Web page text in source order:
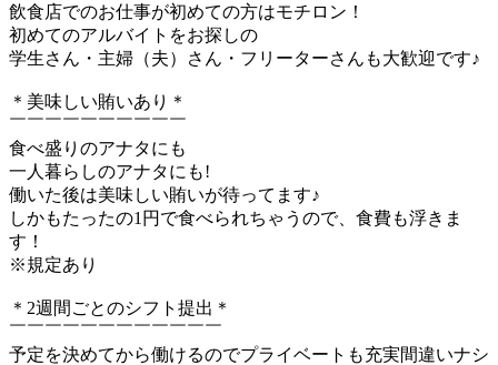
飲食店でのお仕事が初めての方はモチロン！
初めてのアルバイトをお探しの
学生さん・主婦（夫）さん・フリーターさんも大歓迎です♪
＊美味しい賄いあり＊
￣￣￣￣￣￣￣￣￣￣
食べ盛りのアナタにも
一人暮らしのアナタにも!
働いた後は美味しい賄いが待ってます♪
しかもたったの1円で食べられちゃうので、食費も浮きま
す！
※規定あり
＊2週間ごとのシフト提出＊
￣￣￣￣￣￣￣￣￣￣￣￣
予定を決めてから働けるのでプライベートも充実間違いナシ